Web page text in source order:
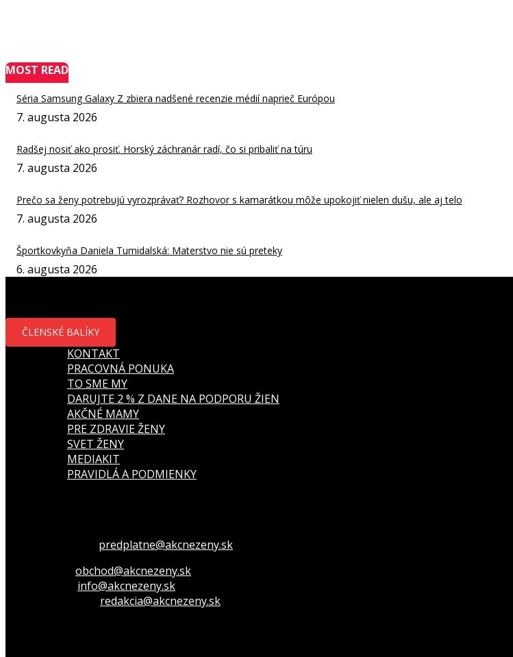
MOST READ
Séria Samsung Galaxy Z zbiera nadšené recenzie médií naprieč Európou
7. augusta 2026
Radšej nosiť ako prosiť. Horský záchranár radí, čo si pribaliť na túru
7. augusta 2026
Prečo sa ženy potrebujú vyrozprávať? Rozhovor s kamarátkou môže upokojiť nielen dušu, ale aj telo
7. augusta 2026
Športkovkyňa Daniela Tumidalská: Materstvo nie sú preteky
6. augusta 2026
ČLENSKÉ BALÍKY
KONTAKT
PRACOVNÁ PONUKA
TO SME MY
DARUJTE 2 % Z DANE NA PODPORU ŽIEN
AKČNÉ MAMY
PRE ZDRAVIE ŽENY
SVET ŽENY
MEDIAKIT
PRAVIDLÁ A PODMIENKY
predplatne@akcnezeny.sk
obchod@akcnezeny.sk
info@akcnezeny.sk
redakcia@akcnezeny.sk